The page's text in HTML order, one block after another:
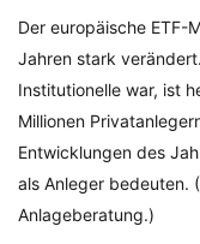
Der europäische ETF-
Jahren stark
Institutionelle war, ist
Millionen
Entwicklungen des
als Anleger bedeuten.
Anlageberatung.)